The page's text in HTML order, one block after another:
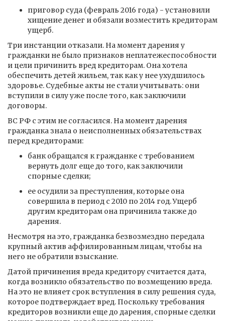
приговор суда (февраль 2016 года) - установили
хищение денег и обязали возместить кредиторам
ущерб.
Три инстанции отказали. На момент дарения у
гражданки не было признаков неплатежеспособности
и цели причинить вред кредиторам. Она хотела
обеспечить детей жильем, так как у нее ухудшилось
здоровье. Судебные акты не стали учитывать: они
вступили в силу уже после того, как заключили
договоры.
ВС РФ с этим не согласился. На момент дарения
гражданка знала о неисполненных обязательствах
перед кредиторами:
банк обращался к гражданке с требованием
вернуть долг еще до того, как заключили
спорные сделки;
ее осудили за преступления, которые она
совершила в период с 2010 по 2014 год. Ущерб
другим кредиторам она причинила также до
дарения.
Несмотря на это, гражданка безвозмездно передала
крупный актив аффилированным лицам, чтобы на
него не обратили взыскание.
Датой причинения вреда кредитору считается дата,
когда возникло обязательство по возмещению вреда.
На это не влияет срок вступления в силу решения суда,
которое подтверждает вред. Поскольку требования
кредиторов возникли еще до дарения, спорные сделки